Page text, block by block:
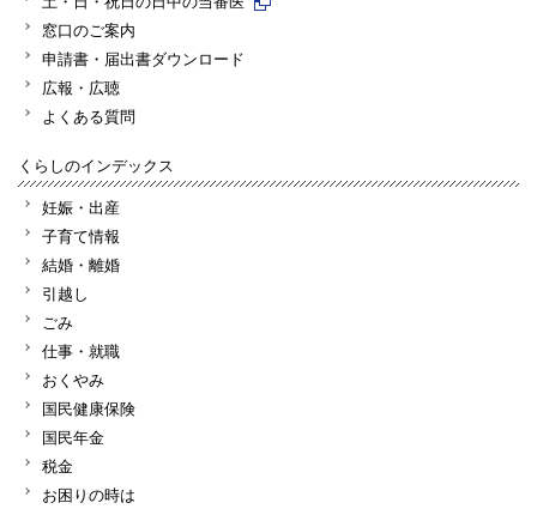
窓口のご案内
申請書・届出書ダウンロード
広報・広聴
よくある質問
くらしのインデックス
妊娠・出産
子育て情報
結婚・離婚
引越し
ごみ
仕事・就職
おくやみ
国民健康保険
国民年金
税金
お困りの時は